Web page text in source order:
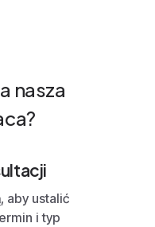
nasza
aby ustalić
i typ